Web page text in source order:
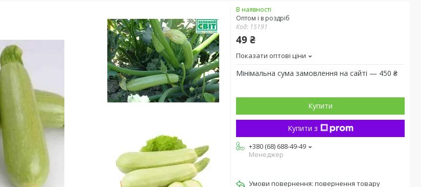
В наявності
Оптом і в роздріб
Код: 15191
49 ₴
Показати оптові ціни
Мінімальна сума замовлення на сайті — 450 ₴
Купити
Купити з
+380 (68) 688-49-49
Менеджер
повернення товару